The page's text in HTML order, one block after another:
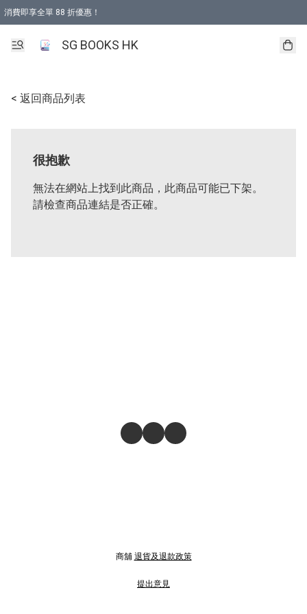
消費即享全單 88 折優惠！
SG BOOKS HK
< 返回商品列表
很抱歉
無法在網站上找到此商品，此商品可能已下架。
請檢查商品連結是否正確。
商舖 退貨及退款政策
提出意見